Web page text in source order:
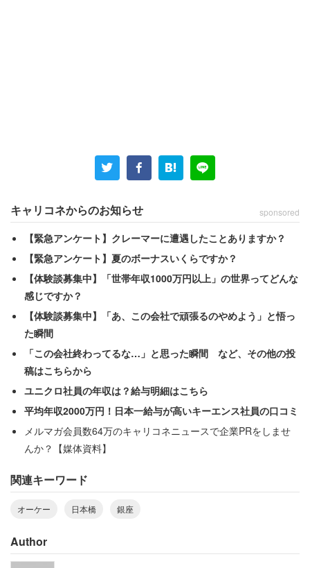
落ち着いた雰囲気がある。近年、低層マンションが増加
は、2024年3月時点には3万3526世帯、5万4878人となっ
ている。わずか4年で3200人以上も増えているのだが、こ
のほとんどはマンション住人だろう。
先祖代々、人形町に暮らす男性は話す。
「新住民は漏れなく富裕層です。このエリアのマンション
す。そんな人たちが増えた結果、オシャレなパン屋やスイ
ーツショップも目立つようになりました」
富裕層が移り住んでくる理由のひとつには「子供の教育」
があるという。
「新住民が、このエリアに求めるのは教育です。久松小学
SAPIX人形町校は講師の水準が高いそうで、そこに子供を
通わせるために引っ越してきたという人もいます」
キャリコネからのお知らせ sponsored
【緊急アンケート】クレーマーに遭遇したことありますか？
【緊急アンケート】夏のボーナスいくらですか？
【体験談募集中】「世帯年収1000万円以上」の世界ってどんな
感じですか？
【体験談募集中】「あ、この会社で頑張るのやめよう」と悟っ
た瞬間
「この会社終わってるな…」と思った瞬間 など、その他の投
稿はこちらから
ユニクロ社員の年収は？給与明細はこちら
平均年収2000万円！日本一給与が高いキーエンス社員の口コミ
メルマガ会員数64万のキャリコネニュースで企業PRをしませ
んか？【媒体資料】
関連キーワード
オーケー 日本橋 銀座
Author